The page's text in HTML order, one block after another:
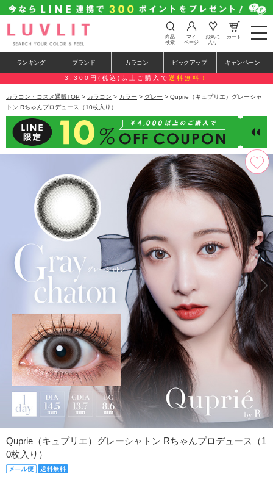
t
o
e
n
a
a
i
o
n
商品
検索
マイ
ページ
お気に
入り
カート
ランキング ブランド カラコン ピックアップ キャンペーン
3,300円(税込)以上ご購入で 送料無料！
カラコン・コスメ通販TOP > カラコン > カラー > グレー > Quprie（キュプリエ）グレーシャ
トン Rちゃんプロデュース（10枚入り）
Quprie（キュプリエ）グレーシャトン Rちゃんプロデュース（1
0枚入り）